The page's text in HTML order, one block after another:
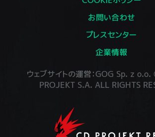
お問い合わせ
プレスセンター
企業情報
ウェブサイトの運営：GOG Sp. z
PROJEKT S.A. ALL RIGHTS